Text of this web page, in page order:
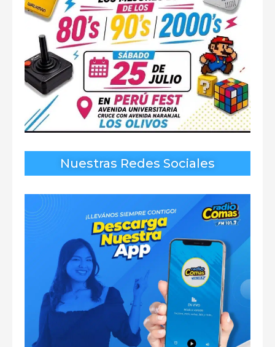
Nuestras Redes Sociales